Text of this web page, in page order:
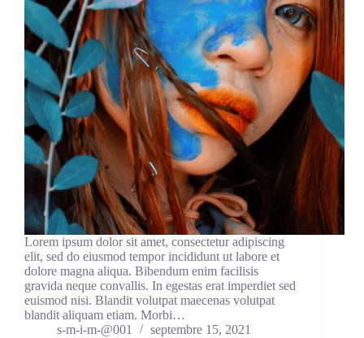
Lorem ipsum dolor sit amet, consectetur adipiscing
elit, sed do eiusmod tempor incididunt ut labore et
dolore magna aliqua. Bibendum enim facilisis
gravida neque convallis. In egestas erat imperdiet sed
euismod nisi. Blandit volutpat maecenas volutpat
blandit aliquam etiam. Morbi…
s-m-i-m-@001
septembre 15, 2021